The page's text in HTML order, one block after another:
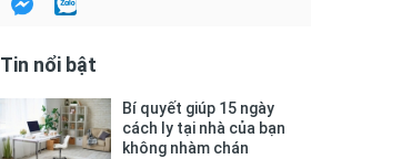
Tin nổi bật
Bí quyết giúp 15 ngày
cách ly tại nhà của bạn
không nhàm chán